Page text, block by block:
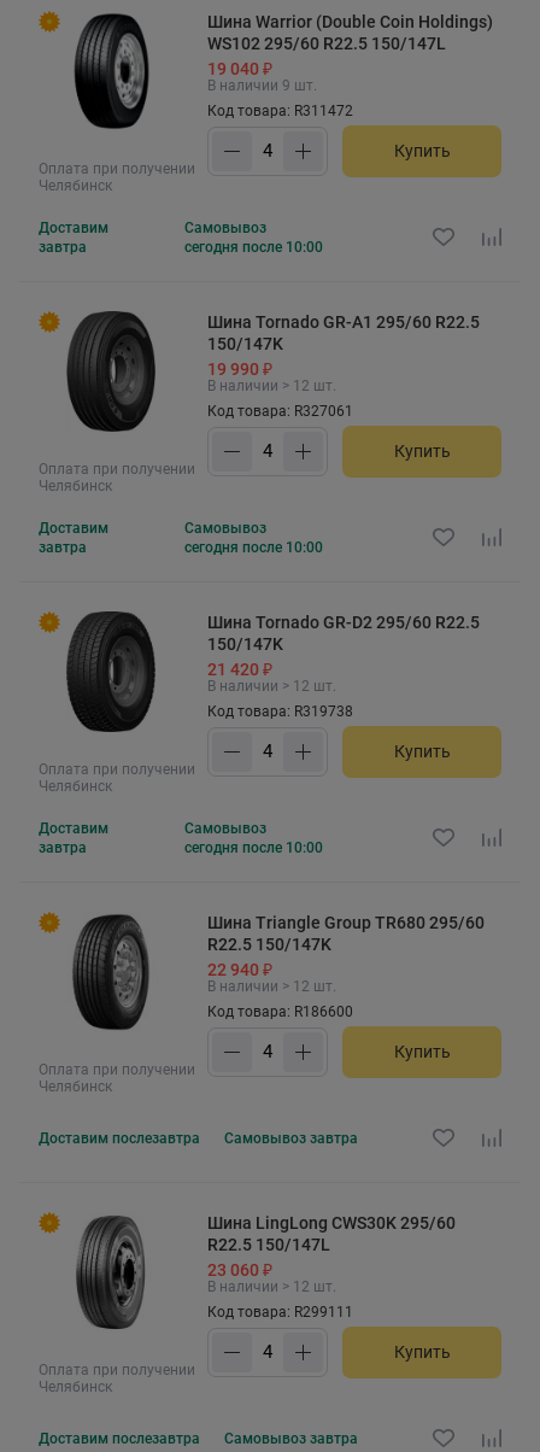
Оплата при получении
Челябинск
Шина Warrior (Double Coin Holdings)
WS102 295/60 R22.5 150/147L
19 040 ₽
В наличии 9 шт.
Код товара: R311472
Купить
Доставим
завтра
Самовывоз
сегодня после 10:00
Оплата при получении
Челябинск
Шина Tornado GR-A1 295/60 R22.5
150/147K
19 990 ₽
В наличии > 12 шт.
Код товара: R327061
Купить
Доставим
завтра
Самовывоз
сегодня после 10:00
Оплата при получении
Челябинск
Шина Tornado GR-D2 295/60 R22.5
150/147K
21 420 ₽
В наличии > 12 шт.
Код товара: R319738
Купить
Доставим
завтра
Самовывоз
сегодня после 10:00
Оплата при получении
Челябинск
Шина Triangle Group TR680 295/60
R22.5 150/147K
22 940 ₽
В наличии > 12 шт.
Код товара: R186600
Купить
Доставим послезавтра Самовывоз завтра
Оплата при получении
Челябинск
Шина LingLong CWS30K 295/60
R22.5 150/147L
23 060 ₽
В наличии > 12 шт.
Код товара: R299111
Купить
Доставим послезавтра Самовывоз завтра